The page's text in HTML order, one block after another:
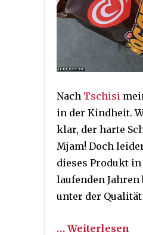
Nach Tschisi
in der Kindheit.
klar, der harte
Mjam! Doch
dieses Produkt in
laufenden Jahren
unter der
… Weiterlesen